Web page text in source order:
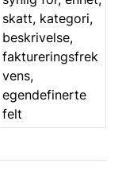
skatt, kategori,
beskrivelse,
faktureringsfrek
vens,
egendefinerte
felt